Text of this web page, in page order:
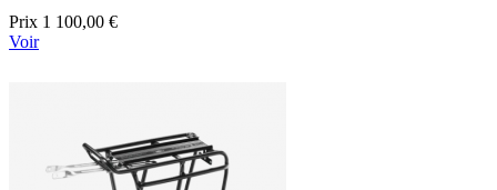
Prix 1 100,00 €
Voir